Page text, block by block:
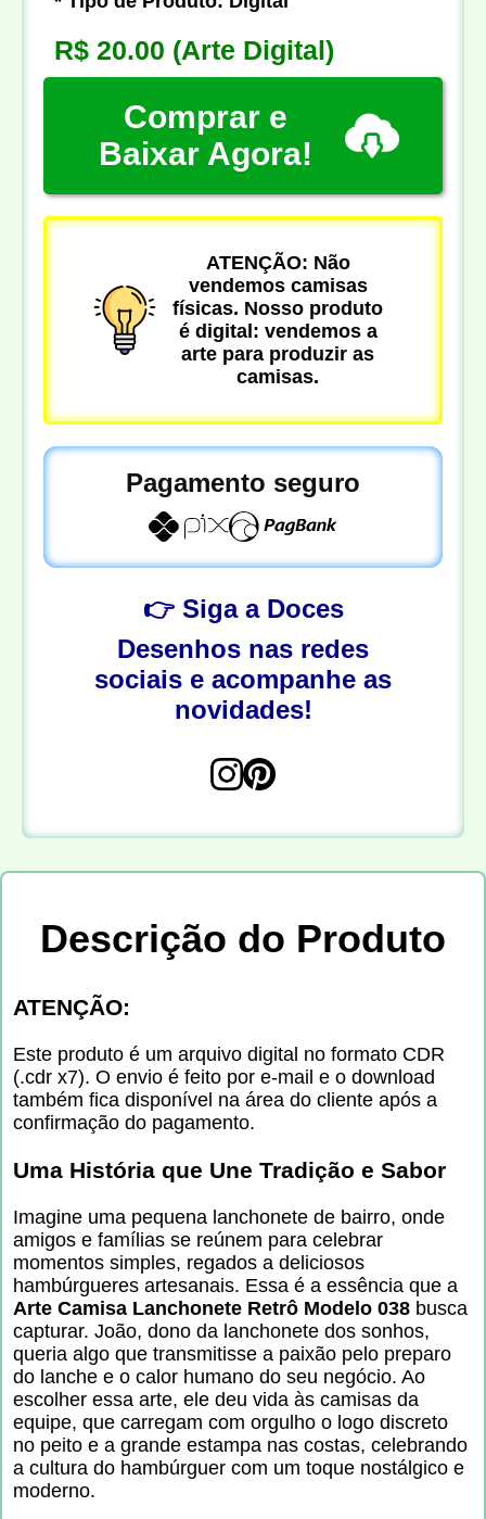
R$ 20.00 (Arte Digital)
Comprar e
Baixar Agora!
ATENÇÃO: Não
vendemos camisas
físicas. Nosso produto
é digital: vendemos a
arte para produzir as
camisas.
Pagamento seguro
👉 Siga a Doces
Desenhos nas redes
sociais e acompanhe as
novidades!
Descrição do Produto
ATENÇÃO:
Este produto é um arquivo digital no formato CDR
(.cdr x7). O envio é feito por e-mail e o download
também fica disponível na área do cliente após a
confirmação do pagamento.
Uma História que Une Tradição e Sabor
Imagine uma pequena lanchonete de bairro, onde
amigos e famílias se reúnem para celebrar
momentos simples, regados a deliciosos
hambúrgueres artesanais. Essa é a essência que a
Arte Camisa Lanchonete Retrô Modelo 038 busca
capturar. João, dono da lanchonete dos sonhos,
queria algo que transmitisse a paixão pelo preparo
do lanche e o calor humano do seu negócio. Ao
escolher essa arte, ele deu vida às camisas da
equipe, que carregam com orgulho o logo discreto
no peito e a grande estampa nas costas, celebrando
a cultura do hambúrguer com um toque nostálgico e
moderno.